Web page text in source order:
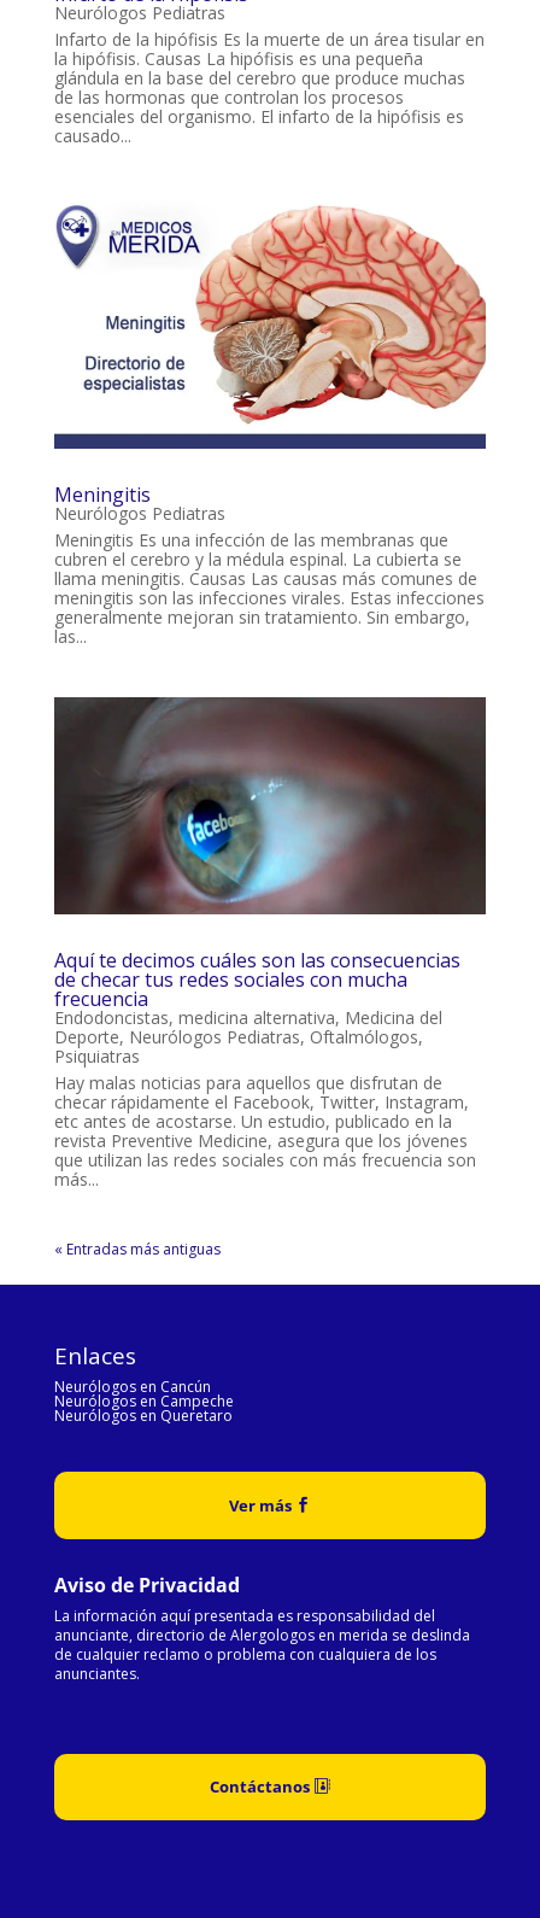
Neurólogos Pediatras
Infarto de la hipófisis Es la muerte de un área tisular en
la hipófisis. Causas La hipófisis es una pequeña
glándula en la base del cerebro que produce muchas
de las hormonas que controlan los procesos
esenciales del organismo. El infarto de la hipófisis es
causado...
Meningitis
Neurólogos Pediatras
Meningitis Es una infección de las membranas que
cubren el cerebro y la médula espinal. La cubierta se
llama meningitis. Causas Las causas más comunes de
meningitis son las infecciones virales. Estas infecciones
generalmente mejoran sin tratamiento. Sin embargo,
las...
Aquí te decimos cuáles son las consecuencias
de checar tus redes sociales con mucha
frecuencia
Endodoncistas, medicina alternativa, Medicina del
Deporte, Neurólogos Pediatras, Oftalmólogos,
Psiquiatras
Hay malas noticias para aquellos que disfrutan de
checar rápidamente el Facebook, Twitter, Instagram,
etc antes de acostarse. Un estudio, publicado en la
revista Preventive Medicine, asegura que los jóvenes
que utilizan las redes sociales con más frecuencia son
más...
« Entradas más antiguas
Enlaces
Neurólogos en Cancún
Neurólogos en Campeche
Neurólogos en Queretaro
Ver más
Aviso de Privacidad
La información aquí presentada es responsabilidad del
anunciante, directorio de Alergologos en merida se deslinda
de cualquier reclamo o problema con cualquiera de los
anunciantes.
Contáctanos